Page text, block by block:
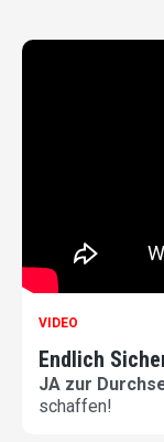
VIDEO
Endlich
JA zur
schaffen!